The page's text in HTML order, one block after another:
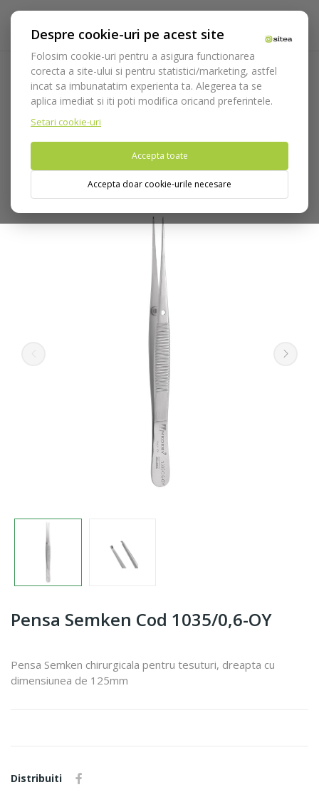
Despre cookie-uri pe acest site
Folosim cookie-uri pentru a asigura functionarea
corecta a site-ului si pentru statistici/marketing, astfel
incat sa imbunatatim experienta ta. Alegerea ta se
aplica imediat si iti poti modifica oricand preferintele.
Setari cookie-uri
Accepta toate
Accepta doar cookie-urile necesare
Acasa Instrumentar Chirurgie si implantologie
anatomice si chirurgicale
Pense chirurgicale
Pensa
Semken Cod 1035/0,6-OY
Nu puteti plasa comenzi din tara din care accesati website-ul
(United States).
Pensa Semken Cod 1035/0,6-OY
Pensa Semken chirurgicala pentru tesuturi, dreapta cu
dimensiunea de 125mm
Distribuiti